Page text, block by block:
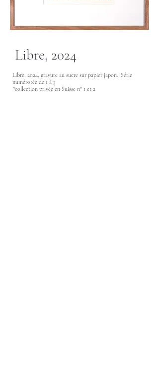
Libre, 2024
Libre, 2024, gravure au sucre sur papier japon. Série
numérotée de 1 à 3
*collection privée en Suisse n° 1 et 2